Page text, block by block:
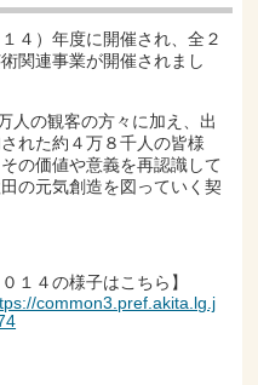
４）年度に開催され、全２
関連事業が開催されまし
人の観客の方々に加え、出
れた約４万８千人の皆様
の価値や意義を再認識して
の元気創造を図っていく契
０１４の様子はこちら】
common3.pref.akita.lg.j